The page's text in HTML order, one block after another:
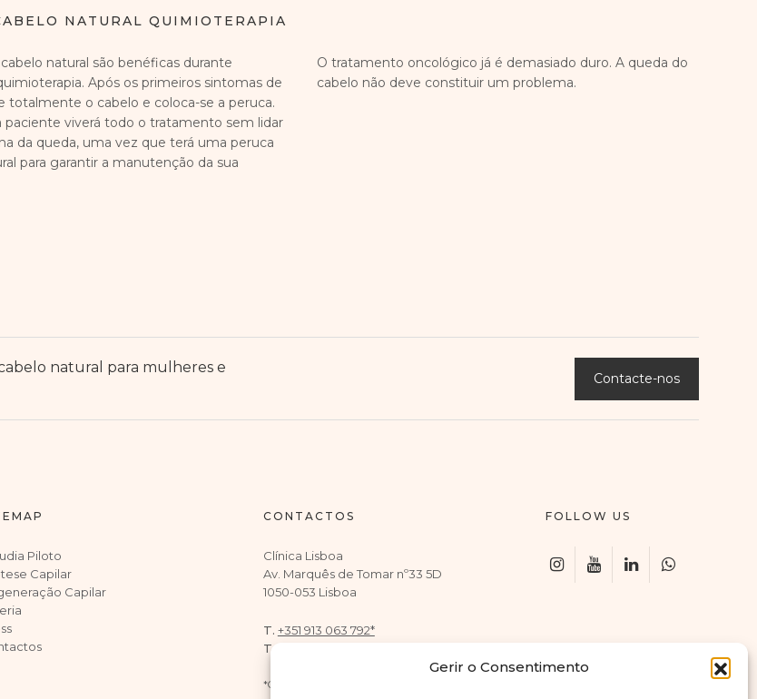
Gerir o Consentimento
NATURAL QUIMIOTERAPIA
natural são benéficas durante
Após os primeiros sintomas de
totalmente o cabelo e coloca-se a peruca.
paciente viverá todo o tratamento sem lidar
da queda, uma vez que terá uma peruca
para garantir a manutenção da sua
O tratamento oncológico já é demasiado duro. A queda do
cabelo não deve constituir um problema.
natural para mulheres e
Contacte-nos
Piloto
Capilar
Capilar
CONTACTOS
Clínica Lisboa
Av. Marquês de Tomar nº33 5D
1050-053 Lisboa
T. +351 913 063 792*
T.
*Chamadas para rede móvel nacional
FOLLOW US